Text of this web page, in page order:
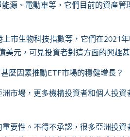
源、電動車等，它們目前的資產管
市生物科技指數等，它們在2021
美元，可見投資者對這方面的興趣甚
麼因素推動ETF市場的穩健增長？
市場，更多機構投資者和個人投資
重要性。不得不承認，很多亞洲投資